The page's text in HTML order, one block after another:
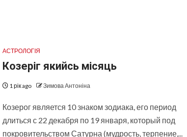
АСТРОЛОГІЯ
Козеріг якийсь місяць
1 рік ago Зимова Антоніна
Козерог является 10 знаком зодиака, его период
длиться с 22 декабря по 19 января, который под
покровительством Сатурна (мудрость, терпение,...